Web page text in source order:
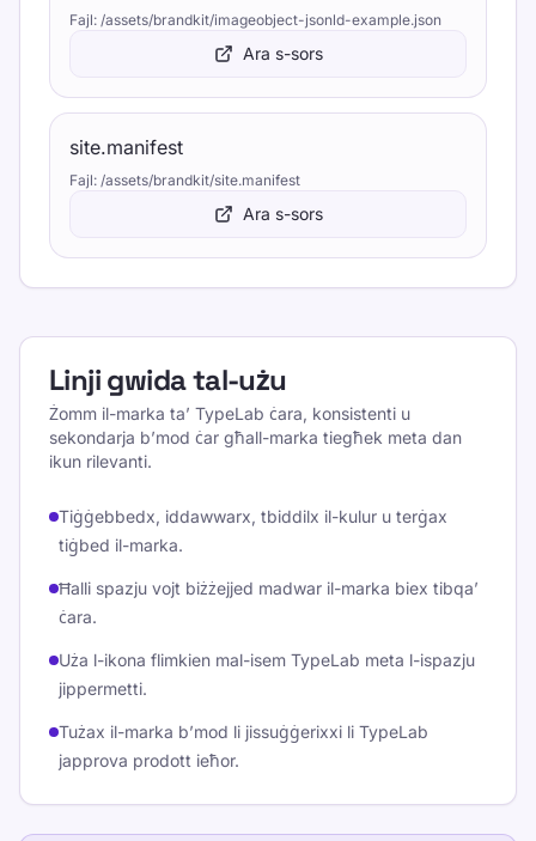
Fajl: /assets/brandkit/imageobject-jsonld-example.json
Ara s-sors
site.manifest
Fajl: /assets/brandkit/site.manifest
Ara s-sors
Linji gwida tal-użu
Żomm il-marka ta’ TypeLab ċara, konsistenti u
sekondarja b’mod ċar għall-marka tiegħek meta dan
ikun rilevanti.
Tiġġebbedx, iddawwarx, tbiddilx il-kulur u terġax
tiġbed il-marka.
Ħalli spazju vojt biżżejjed madwar il-marka biex tibqa’
ċara.
Uża l-ikona flimkien mal-isem TypeLab meta l-ispazju
jippermetti.
Tużax il-marka b’mod li jissuġġerixxi li TypeLab
japprova prodott ieħor.